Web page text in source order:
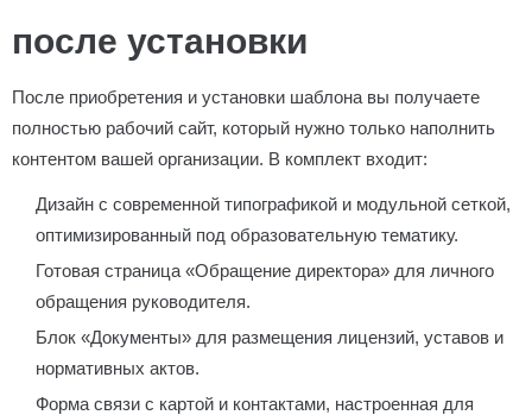
после установки
После приобретения и установки шаблона вы получаете
полностью рабочий сайт, который нужно только наполнить
контентом вашей организации. В комплект входит:
Дизайн с современной типографикой и модульной сеткой,
оптимизированный под образовательную тематику.
Готовая страница «Обращение директора» для личного
обращения руководителя.
Блок «Документы» для размещения лицензий, уставов и
нормативных актов.
Форма связи с картой и контактами, настроенная для